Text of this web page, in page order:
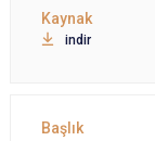
indir